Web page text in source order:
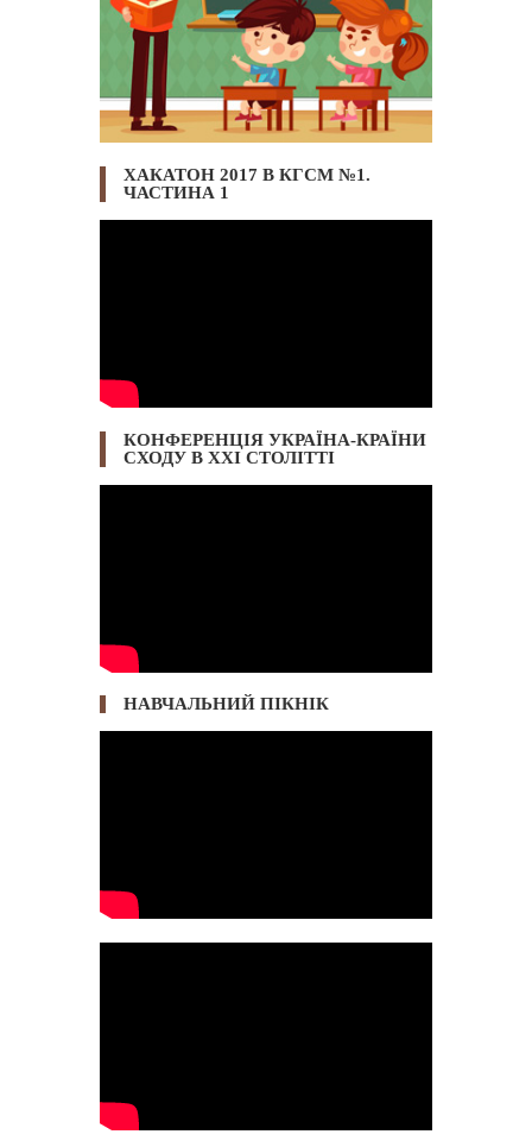
ХАКАТОН 2017 В КГСМ №1.
ЧАСТИНА 1
КОНФЕРЕНЦІЯ УКРАЇНА-КРАЇНИ
СХОДУ В ХХІ СТОЛІТТІ
НАВЧАЛЬНИЙ ПІКНІК